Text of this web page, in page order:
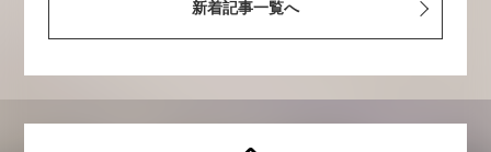
新着記事一覧へ